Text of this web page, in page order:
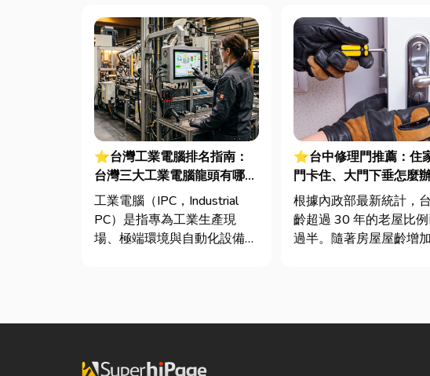
⭐台灣工業電腦排名指南：
台灣三大工業電腦龍頭有哪
些？工廠採購與品牌選型全解
析
工業電腦（IPC，Industrial
PC）是指專為工業生產現
場、極端環境與自動化設備所
⭐台中修理門推薦：住
門卡住、大門下垂怎麼
修費用與不銹鋼工程一
根據內政部最新統計，
齡超過 30 年的老屋比
過半。隨著房屋屋齡增